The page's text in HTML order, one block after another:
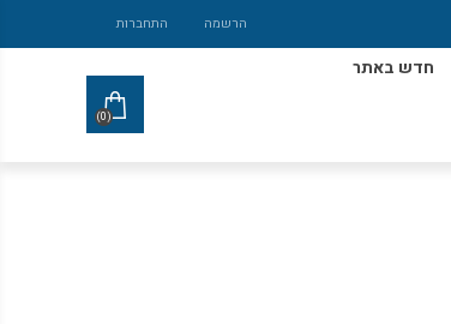
הרשמה התחברות
חדש באתר
(0)